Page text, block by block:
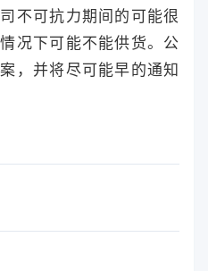
不可抗力期间的可能很
况下可能不能供货。公
，并将尽可能早的通知